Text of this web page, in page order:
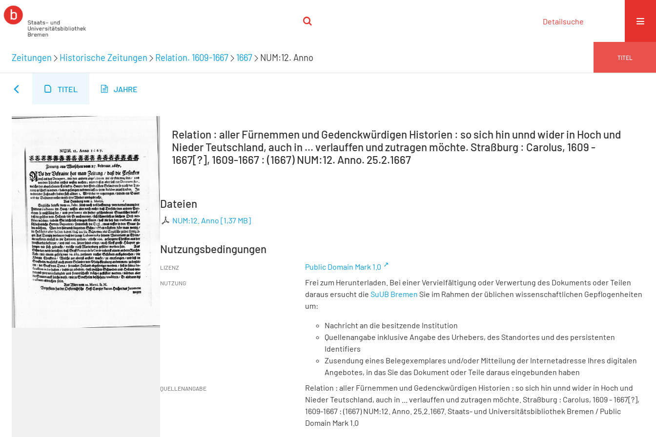
Detailsuche
Zeitungen Historische Zeitungen Relation. 1609-1667 1667 NUM:12. Anno TITEL
TITEL JAHRE
Relation : aller Fürnemmen und Gedenckwürdigen Historien : so sich hin unnd wider in Hoch und
Nieder Teutschland, auch in ... verlauffen und zutragen möchte. Straßburg : Carolus, 1609 -
1667[?], 1609-1667 : (1667) NUM:12. Anno. 25.2.1667
Dateien
NUM:12. Anno [1,37 MB]
Nutzungsbedingungen
LIZENZ Public Domain Mark 1.0
NUTZUNG
Frei zum Herunterladen. Bei einer Vervielfältigung oder Verwertung des Dokuments oder Teilen
daraus ersucht die SuUB Bremen Sie im Rahmen der üblichen wissenschaftlichen Gepflogenheiten
um:
Nachricht an die besitzende Institution
Quellenangabe inklusive Angabe des Urhebers, des Standortes und des persistenten
Identifiers
Zusendung eines Belegexemplares und/oder Mitteilung der Internetadresse Ihres digitalen
Angebotes, in das Sie das Dokument oder Teile daraus eingebunden haben
QUELLENANGABE
Relation : aller Fürnemmen und Gedenckwürdigen Historien : so sich hin unnd wider in Hoch und
Nieder Teutschland, auch in ... verlauffen und zutragen möchte. Straßburg : Carolus, 1609 - 1667[?],
1609-1667 : (1667) NUM:12. Anno. 25.2.1667. Staats- und Universitätsbibliothek Bremen / Public
Domain Mark 1.0